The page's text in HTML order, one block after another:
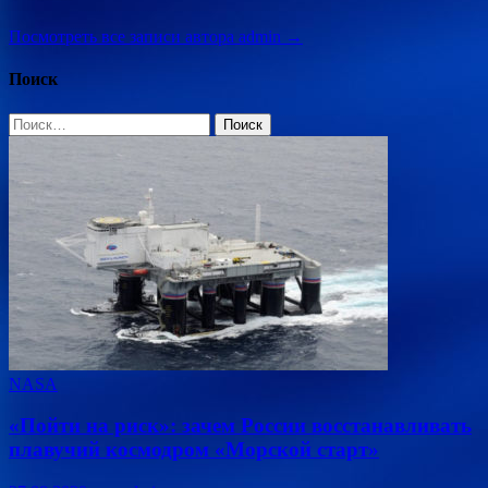
Посмотреть все записи автора admin →
Поиск
Найти:
NASA
«Пойти на риск»: зачем России восстанавливать
плавучий космодром «Морской старт»